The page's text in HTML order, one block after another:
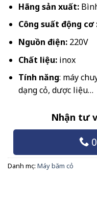
Hãng sản xuất:
Công suất động cơ
Nguồn điện:220V
Chất liệu:inox
Tính năng: máy
dạng cỏ, dược liệu…
Nhận tư
Danh mục: Máy băm cỏ